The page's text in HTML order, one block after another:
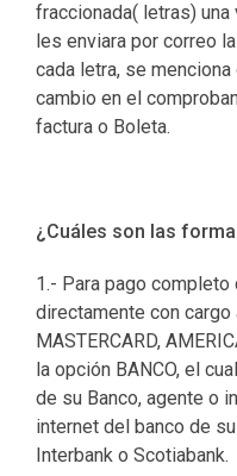
fraccionada( letras)
les enviara por correo
cada letra, se
cambio en el
factura o Boleta.
¿Cuáles son las
1.- Para pago
directamente con
MASTERCARD,
la opción BANCO, el
de su Banco, agente o
internet del banco de
Interbank o Scotiabank.